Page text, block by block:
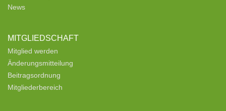
News
MITGLIEDSCHAFT
Mitglied werden
Änderungsmitteilung
Beitragsordnung
Mitgliederbereich